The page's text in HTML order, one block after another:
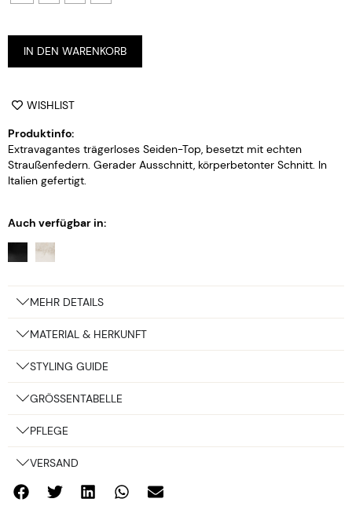
IN DEN WARENKORB
WISHLIST
Produktinfo:
Extravagantes trägerloses Seiden-Top, besetzt mit echten
Straußenfedern. Gerader Ausschnitt, körperbetonter Schnitt. In
Italien gefertigt.
Auch verfügbar in:
MEHR DETAILS
MATERIAL & HERKUNFT
STYLING GUIDE
GRÖSSENTABELLE
PFLEGE
VERSAND